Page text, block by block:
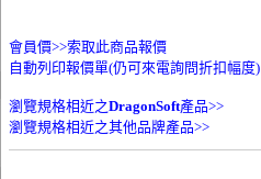
會員價>>索取此商品報價
自動列印報價單(仍可來電詢問折扣幅度)
瀏覽規格相近之DragonSoft產品>>
瀏覽規格相近之其他品牌產品>>